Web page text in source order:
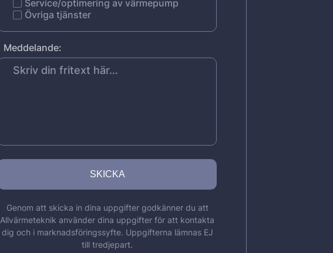
Service/optimering av värmepump
Övriga tjänster
Meddelande:
Genom att skicka in dina uppgifter godkänner du att
Allvärmeteknik använder dina uppgifter för att kontakta
dig och i marknadsföringssyfte. Uppgifterna lämnas EJ
till tredjepart.